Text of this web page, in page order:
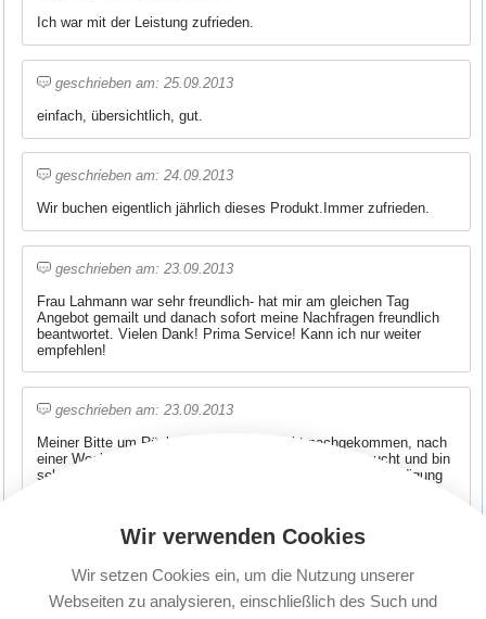
Ich war mit der Leistung zufrieden.
geschrieben am: 25.09.2013
einfach, übersichtlich, gut.
geschrieben am: 24.09.2013
Wir buchen eigentlich jährlich dieses Produkt.Immer zufrieden.
geschrieben am: 23.09.2013
Frau Lahmann war sehr freundlich- hat mir am gleichen Tag
Angebot gemailt und danach sofort meine Nachfragen freundlich
beantwortet. Vielen Dank! Prima Service! Kann ich nur weiter
empfehlen!
geschrieben am: 23.09.2013
Meiner Bitte um Rückruf wurde leider nicht nachgekommen, nach
einer Woche habe ich dann den Kontakt per Mail versucht und bin
sehr zufrieden! Freundliche, kompetente und prompte Erledigung
Hier können wir uns nur noch einmal entschuldigen. Die
Rückruffunktion war ausgefallen und wir hatten es leider etwas zu
Wir verwenden Cookies
Wir setzen Cookies ein, um die Nutzung unserer
Webseiten zu analysieren, einschließlich des Such und